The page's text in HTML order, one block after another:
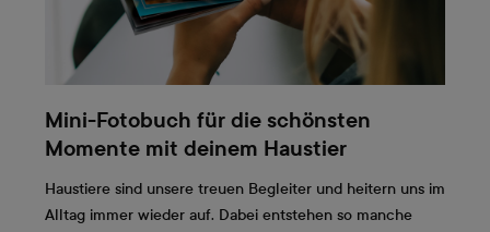
Mini-Fotobuch für die schönsten
Momente mit deinem Haustier
Haustiere sind unsere treuen Begleiter und heitern uns im
Alltag immer wieder auf. Dabei entstehen so manche